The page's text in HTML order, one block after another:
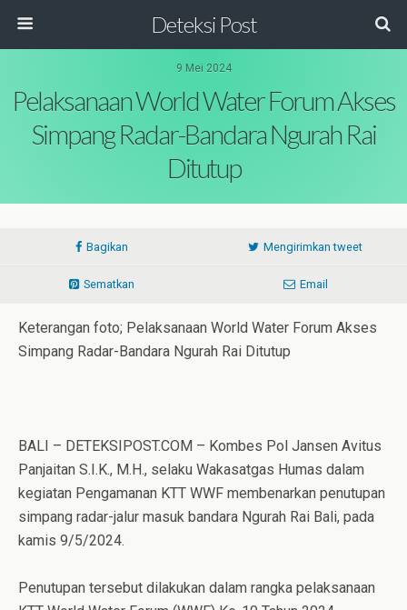
Deteksi Post
9 Mei 2024
Pelaksanaan World Water Forum Akses
Simpang Radar-Bandara Ngurah Rai
Ditutup
Bagikan Mengirimkan tweet
Sematkan Email
Keterangan foto; Pelaksanaan World Water Forum Akses
Simpang Radar-Bandara Ngurah Rai Ditutup
BALI – DETEKSIPOST.COM – Kombes Pol Jansen Avitus
Panjaitan S.I.K., M.H., selaku Wakasatgas Humas dalam
kegiatan Pengamanan KTT WWF membenarkan penutupan
simpang radar-jalur masuk bandara Ngurah Rai Bali, pada
kamis 9/5/2024.
Penutupan tersebut dilakukan dalam rangka pelaksanaan